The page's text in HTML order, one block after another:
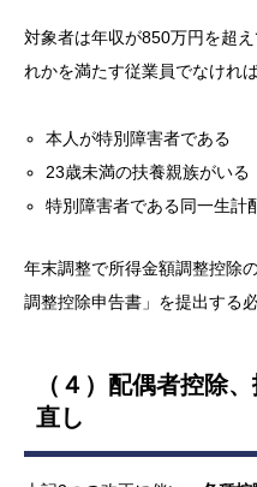
対象者は年収が850万円を超
れかを満たす従業員でなけれ
本人が特別障害者である
23歳未満の扶養親族がいる
特別障害者である同一生計
年末調整で所得金額調整控除
調整控除申告書」を提出する
（４）配偶者控除
直し